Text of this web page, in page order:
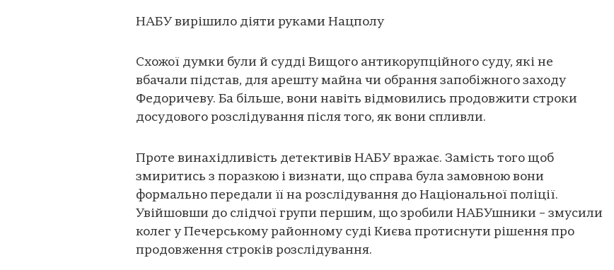
НАБУ вирішило діяти руками Нацполу
Схожої думки були й судді Вищого антикорупційного суду, які не
вбачали підстав, для арешту майна чи обрання запобіжного заходу
Федоричеву. Ба більше, вони навіть відмовились продовжити строки
досудового розслідування після того, як вони спливли.
Проте винахідливість детективів НАБУ вражає. Замість того щоб
змиритись з поразкою і визнати, що справа була замовною вони
формально передали її на розслідування до Національної поліції.
Увійшовши до слідчої групи першим, що зробили НАБУшники – змусили
колег у Печерському районному суді Києва протиснути рішення про
продовження строків розслідування.